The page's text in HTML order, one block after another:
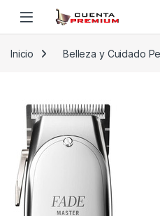
Skip to navigation
Skip to content
Inicio Belleza y Cuidado